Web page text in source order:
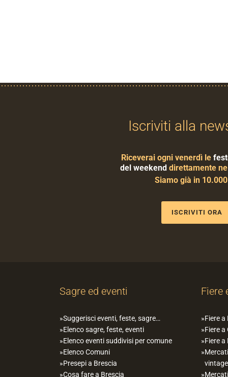
Iscriviti alla
Riceverai ogni venerdì le
del weekenddirettamente
Siamo già in
ISCRIVITI ORA
Sagre ed eventi
Suggerisci eventi, feste, sagre…
Elenco sagre, feste, eventi
Elenco eventi suddivisi per comune
Elenco Comuni
Presepi a Brescia
Cosa fare a Brescia
Fiere
Fiere a
Fiere a
Fiere
vintage